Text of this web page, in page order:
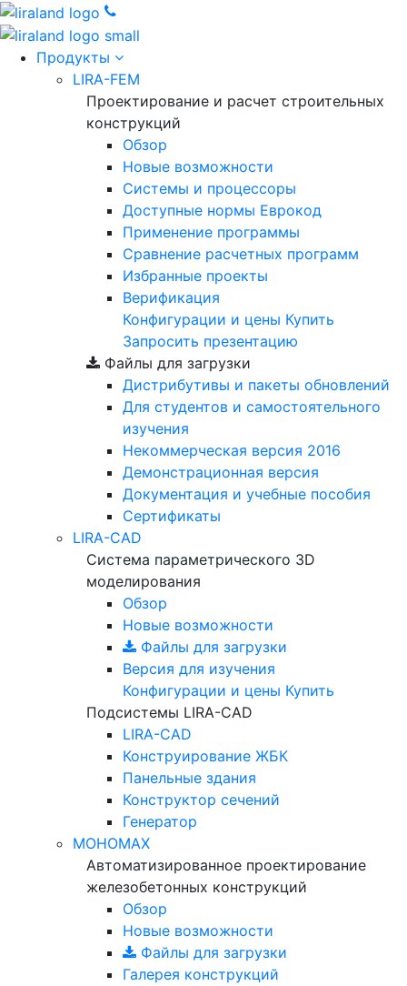
Продукты
LIRA-FEM
Проектирование и расчет строительных
конструкций
Обзор
Новые возможности
Cистемы и процессоры
Доступные нормы Еврокод
Применение программы
Сравнение расчетных программ
Избранные проекты
Верификация
Конфигурации и цены Купить
Запросить презентацию
Файлы для загрузки
Дистрибутивы и пакеты обновлений
Для студентов и самостоятельного
изучения
Некоммерческая версия 2016
Демонстрационная версия
Документация и учебные пособия
Сертификаты
LIRA-CAD
Система параметрического 3D
моделирования
Обзор
Новые возможности
Файлы для загрузки
Версия для изучения
Конфигурации и цены Купить
Подсистемы LIRA-CAD
LIRA-CAD
Конструирование ЖБК
Панельные здания
Конструктор сечений
Генератор
МОНОМАХ
Автоматизированное проектирование
железобетонных конструкций
Обзор
Новые возможности
Файлы для загрузки
Галерея конструкций